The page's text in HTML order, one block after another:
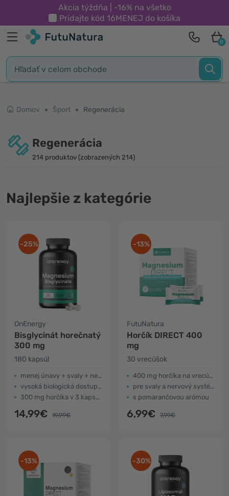
Akcia týždňa | -16% na všetko
Pridajte kód 16MENEJ do košíka
0
Domov Šport Regenerácia
Regenerácia
214 produktov (zobrazených 214)
Najlepšie z kategórie
-25%
OnEnergy
Bisglycinát horečnatý
300 mg
180 kapsúl
menej únavy + svaly + nervový systém
vysoká biologická dostupnosť
300 mg horčíka v 3 kapsulách
14,99€ 19,99€
-13%
FutuNatura
Horčík DIRECT 400
mg
30 vrecúšok
400 mg horčíka na vrecúško
pre svaly a nervový systém
s pomarančovou arómou
6,99€ 7,99€
-13% -30%